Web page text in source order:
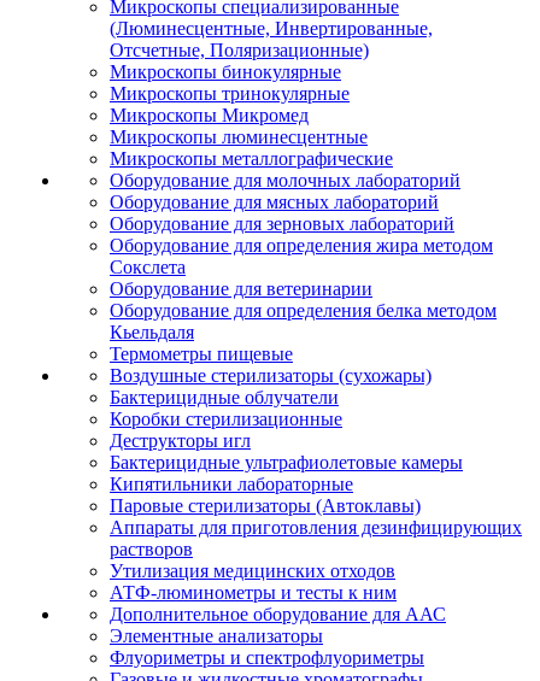
Микроскопы специализированные
(Люминесцентные, Инвертированные,
Отсчетные, Поляризационные)
Микроскопы бинокулярные
Микроскопы тринокулярные
Микроскопы Микромед
Микроскопы люминесцентные
Микроскопы металлографические
Оборудование для молочных лабораторий
Оборудование для мясных лабораторий
Оборудование для зерновых лабораторий
Оборудование для определения жира методом
Сокслета
Оборудование для ветеринарии
Оборудование для определения белка методом
Кьельдаля
Термометры пищевые
Воздушные стерилизаторы (сухожары)
Бактерицидные облучатели
Коробки стерилизационные
Деструкторы игл
Бактерицидные ультрафиолетовые камеры
Кипятильники лабораторные
Паровые стерилизаторы (Автоклавы)
Аппараты для приготовления дезинфицирующих
растворов
Утилизация медицинских отходов
АТФ-люминометры и тесты к ним
Дополнительное оборудование для ААС
Элементные анализаторы
Флуориметры и спектрофлуориметры